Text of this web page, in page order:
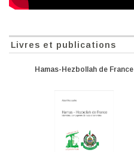
Livres et publications
Hamas-Hezbollah de France